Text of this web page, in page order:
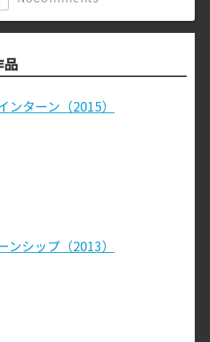
ンターン（2015）
ンシップ（2013）